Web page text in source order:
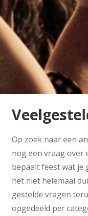
Op zoek naar een
nog een vraag over
bepaalt feest wat je
het niet helemaal
gestelde vragen
opgedeeld per